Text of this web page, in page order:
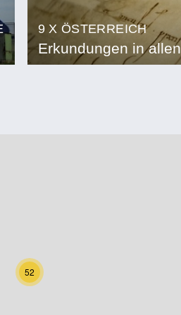
9 X ÖSTERREICH
Erkundungen in
52